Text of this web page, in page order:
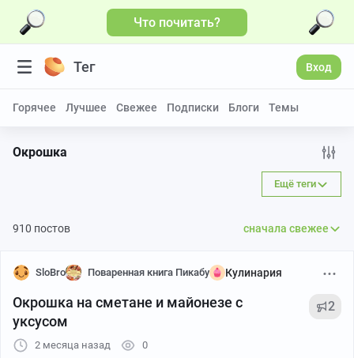
Что почитать?
Тег Вход
Горячее Лучшее Свежее Подписки Блоги Темы
Окрошка
Ещё теги
910 постов сначала свежее
SloBro Поваренная книга Пикабу Кулинария
Окрошка на сметане и майонезе с
уксусом
2
2 месяца назад 0
Больше видео